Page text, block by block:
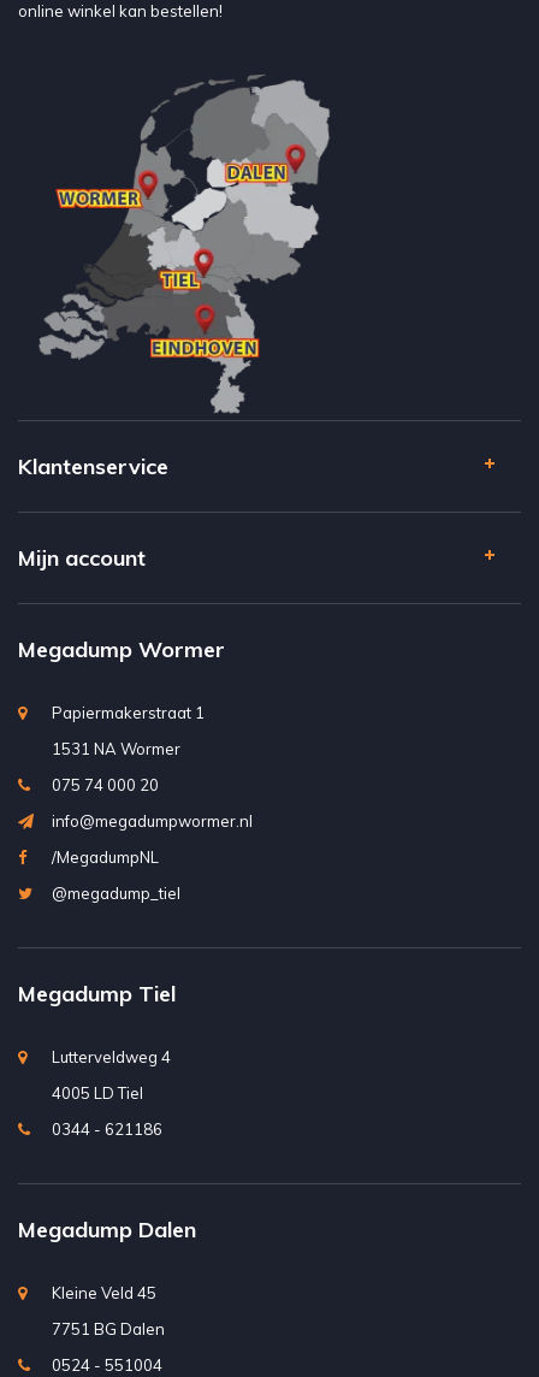
online winkel kan bestellen!
Klantenservice
Mijn account
Megadump Wormer
Papiermakerstraat 1
1531 NA Wormer
075 74 000 20
info@megadumpwormer.nl
/MegadumpNL
@megadump_tiel
Megadump Tiel
Lutterveldweg 4
4005 LD Tiel
0344 - 621186
Megadump Dalen
Kleine Veld 45
7751 BG Dalen
0524 - 551004